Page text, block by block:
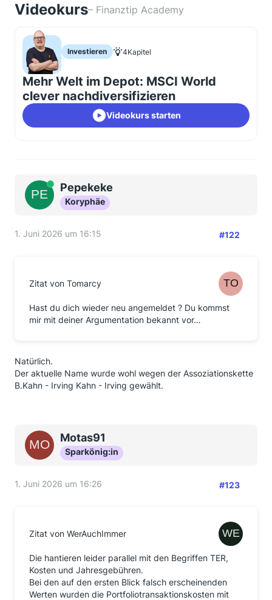
Videokurs– Finanztip Academy
Investieren 4Kapitel
Mehr Welt im Depot: MSCI World
clever nachdiversifizieren
Videokurs starten
OnlinePepekeke
Koryphäe
1. Juni 2026 um 16:15 #122
Zitat von Tomarcy
Hast du dich wieder neu angemeldet ? Du kommst
mir mit deiner Argumentation bekannt vor…
Natürlich.
Der aktuelle Name wurde wohl wegen der Assoziationskette
B.Kahn - Irving Kahn - Irving gewählt.
Motas91
Sparkönig:in
1. Juni 2026 um 16:26 #123
Zitat von WerAuchImmer
Die hantieren leider parallel mit den Begriffen TER,
Kosten und Jahresgebühren.
Bei den auf den ersten Blick falsch erscheinenden
Werten wurden die Portfoliotransaktionskosten mit